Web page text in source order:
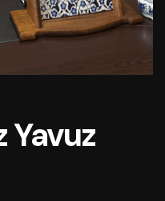
Yavuz